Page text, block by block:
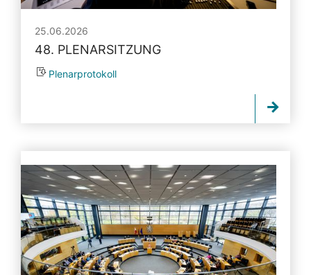
25.06.2026
48. PLENARSITZUNG
Plenarprotokoll